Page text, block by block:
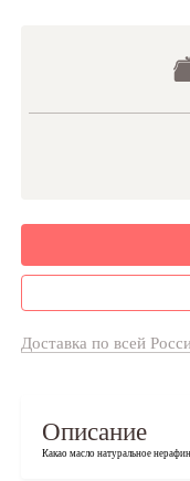
Доставка по всей
Описание
Какао масло натуральное